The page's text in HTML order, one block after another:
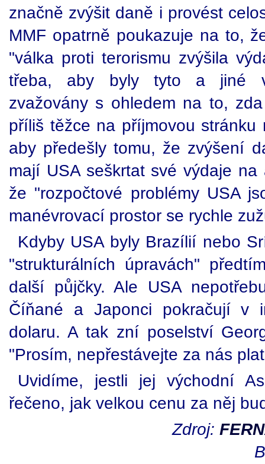
značně zvýšit daně i provést
MMF opatrně poukazuje na to,
"válka proti terorismu zvýšila
třeba, aby byly tyto a jiné
zvažovány s ohledem na to,
příliš těžce na příjmovou stránku
aby předešly tomu, že zvýšení
mají USA seškrtat své výdaje
že "rozpočtové problémy USA
manévrovací prostor se rychle
Kdyby USA byly Brazílií nebo
"strukturálních úpravách"
další půjčky. Ale USA
Číňané a Japonci pokračují v
dolaru. A tak zní poselství
"Prosím, nepřestávejte za nás
Uvidíme, jestli jej východní
řečeno, jak velkou cenu za něj
Zdroj: